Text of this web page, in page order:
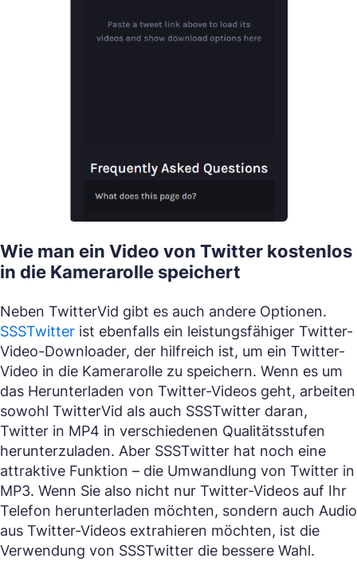
Wie man ein Video von Twitter kostenlos
in die Kamerarolle speichert
Neben TwitterVid gibt es auch andere Optionen.
SSSTwitter ist ebenfalls ein leistungsfähiger Twitter-
Video-Downloader, der hilfreich ist, um ein Twitter-
Video in die Kamerarolle zu speichern. Wenn es um
das Herunterladen von Twitter-Videos geht, arbeiten
sowohl TwitterVid als auch SSSTwitter daran,
Twitter in MP4 in verschiedenen Qualitätsstufen
herunterzuladen. Aber SSSTwitter hat noch eine
attraktive Funktion – die Umwandlung von Twitter in
MP3. Wenn Sie also nicht nur Twitter-Videos auf Ihr
Telefon herunterladen möchten, sondern auch Audio
aus Twitter-Videos extrahieren möchten, ist die
Verwendung von SSSTwitter die bessere Wahl.